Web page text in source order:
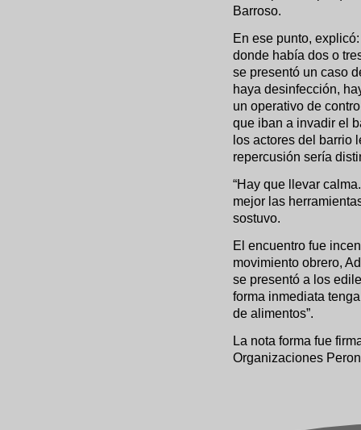
Barroso.
En ese punto,
donde había dos o
se presentó un caso
haya desinfección,
un operativo de
que iban a invadir el
los actores del barrio
repercusión sería
“Hay que llevar
mejor las
sostuvo.
El encuentro fue
movimiento obrero,
se presentó a los
forma inmediata
de alimentos”.
La nota forma fue
Organizaciones